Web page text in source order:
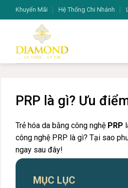
qua
Khuyến Mãi Hệ Thống Chi Nhánh
PRP là gì? Ưu
Trẻ hóa da bằng công nghệ PRP
công nghệ PRP là gì? Tại sao
ngay sau đây!
MỤC LỤC